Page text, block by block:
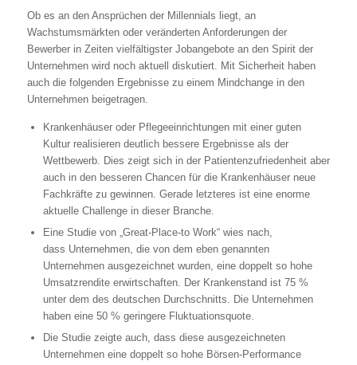
Ob es an den Ansprüchen der Millennials liegt, an
Wachstumsmärkten oder veränderten Anforderungen der
Bewerber in Zeiten vielfältigster Jobangebote an den Spirit der
Unternehmen wird noch aktuell diskutiert. Mit Sicherheit haben
auch die folgenden Ergebnisse zu einem Mindchange in den
Unternehmen beigetragen.
Krankenhäuser oder Pflegeeinrichtungen mit einer guten
Kultur realisieren deutlich bessere Ergebnisse als der
Wettbewerb. Dies zeigt sich in der Patientenzufriedenheit aber
auch in den besseren Chancen für die Krankenhäuser neue
Fachkräfte zu gewinnen. Gerade letzteres ist eine enorme
aktuelle Challenge in dieser Branche.
Eine Studie von „Great-Place-to Work“ wies nach,
dass Unternehmen, die von dem eben genannten
Unternehmen ausgezeichnet wurden, eine doppelt so hohe
Umsatzrendite erwirtschaften. Der Krankenstand ist 75 %
unter dem des deutschen Durchschnitts. Die Unternehmen
haben eine 50 % geringere Fluktuationsquote.
Die Studie zeigte auch, dass diese ausgezeichneten
Unternehmen eine doppelt so hohe Börsen-Performance